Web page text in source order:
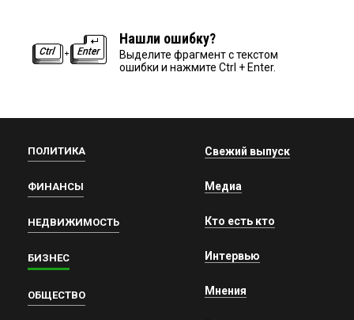
Нашли ошибку?
Выделите фрагмент с текстом
ошибки и нажмите Ctrl + Enter.
ПОЛИТИКА
ФИНАНСЫ
НЕДВИЖИМОСТЬ
БИЗНЕС
ОБЩЕСТВО
Свежий выпуск
Медиа
Кто есть кто
Интервью
Мнения